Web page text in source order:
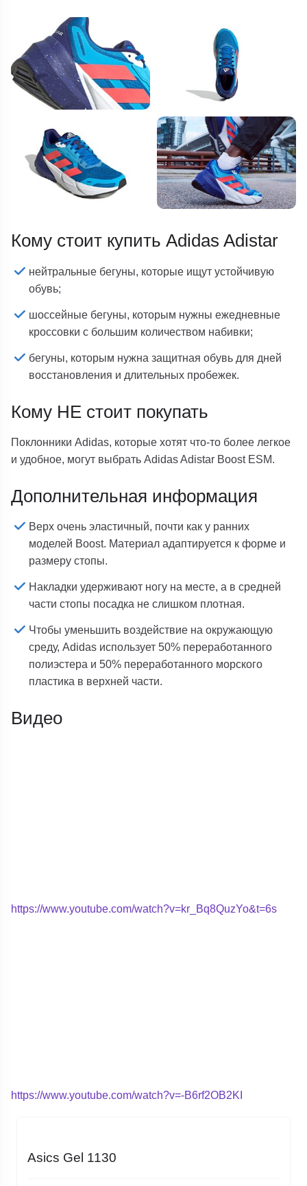
Кому стоит купить Adidas Adistar
нейтральные бегуны, которые ищут устойчивую
обувь;
шоссейные бегуны, которым нужны ежедневные
кроссовки с большим количеством набивки;
бегуны, которым нужна защитная обувь для дней
восстановления и длительных пробежек.
Кому НЕ стоит покупать
Поклонники Adidas, которые хотят что-то более легкое
и удобное, могут выбрать Adidas Adistar Boost ESM.
Дополнительная информация
Верх очень эластичный, почти как у ранних
моделей Boost. Материал адаптируется к форме и
размеру стопы.
Накладки удерживают ногу на месте, а в средней
части стопы посадка не слишком плотная.
Чтобы уменьшить воздействие на окружающую
среду, Adidas использует 50% переработанного
полиэстера и 50% переработанного морского
пластика в верхней части.
Видео
https://www.youtube.com/watch?v=kr_Bq8QuzYo&t=6s
https://www.youtube.com/watch?v=-B6rf2OB2KI
Asics Gel 1130